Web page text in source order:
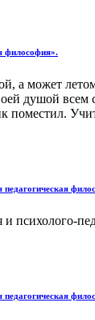
философия».
а может
душой всем
поместил.
педагогическая
и психолого-
педагогическая